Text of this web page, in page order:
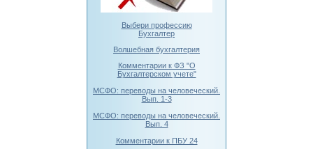
Выбери профессию
Бухгалтер
Волшебная бухгалтерия
Комментарии к ФЗ "О
Бухгалтерском учете"
МСФО: переводы на человеческий.
Вып. 1-3
МСФО: переводы на человеческий.
Вып. 4
Комментарии к ПБУ 24